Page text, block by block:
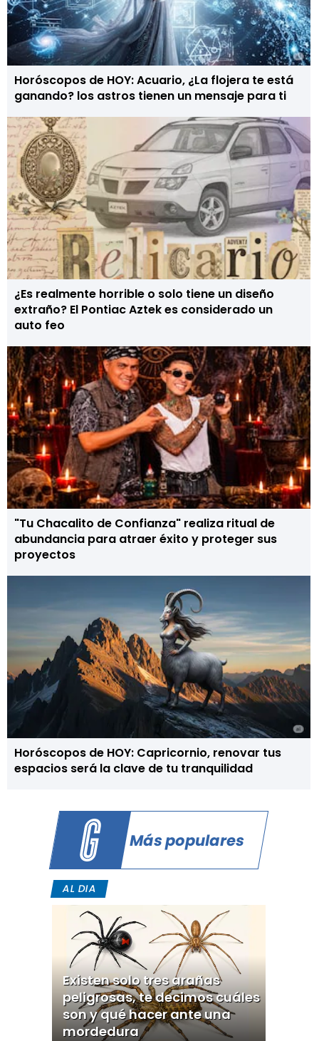
Horóscopos de HOY: Acuario, ¿La flojera te está
ganando? los astros tienen un mensaje para ti
¿Es realmente horrible o solo tiene un diseño
extraño? El Pontiac Aztek es considerado un
auto feo
"Tu Chacalito de Confianza" realiza ritual de
abundancia para atraer éxito y proteger sus
proyectos
Horóscopos de HOY: Capricornio, renovar tus
espacios será la clave de tu tranquilidad
Más populares
AL DIA
Existen solo tres arañas
peligrosas, te decimos cuáles
son y qué hacer ante una
mordedura